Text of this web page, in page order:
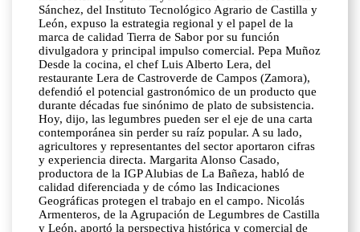
Sánchez, del Instituto Tecnológico Agrario de Castilla y
León, expuso la estrategia regional y el papel de la
marca de calidad Tierra de Sabor por su función
divulgadora y principal impulso comercial. Pepa Muñoz
Desde la cocina, el chef Luis Alberto Lera, del
restaurante Lera de Castroverde de Campos (Zamora),
defendió el potencial gastronómico de un producto que
durante décadas fue sinónimo de plato de subsistencia.
Hoy, dijo, las legumbres pueden ser el eje de una carta
contemporánea sin perder su raíz popular. A su lado,
agricultores y representantes del sector aportaron cifras
y experiencia directa. Margarita Alonso Casado,
productora de la IGP Alubias de La Bañeza, habló de
calidad diferenciada y de cómo las Indicaciones
Geográficas protegen el trabajo en el campo. Nicolás
Armenteros, de la Agrupación de Legumbres de Castilla
y León, aportó la perspectiva histórica y comercial de